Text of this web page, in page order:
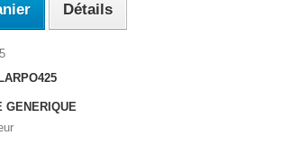
Détails
GENERIQUE